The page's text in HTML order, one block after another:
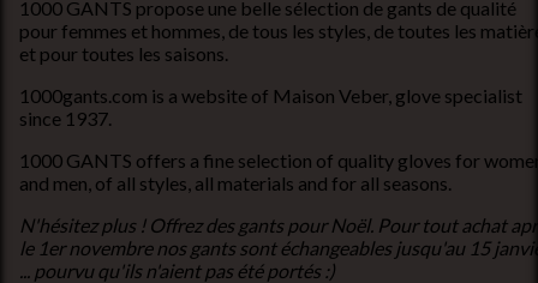
1000 GANTS propose une belle sélection de gants de qualité
pour femmes et hommes, de tous les styles, de toutes les
et pour toutes les saisons.
1000gants.com is a website of Maison Veber, glove specialist
since 1937.
1000 GANTS offers a fine selection of quality gloves for
and men, of all styles, all materials and for all seasons.
N'hésitez plus ! Offrez des gants pour Noël. Pour tout achat
le 1er novembre nos gants sont échangeables jusqu'au 15
... pourvu qu'ils n'aient pas été portés :)